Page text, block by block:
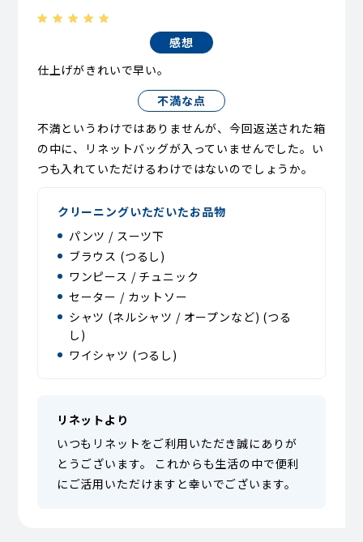
感想
仕上げがきれいで早い。
不満な点
不満というわけではありませんが、今回返送された箱
の中に、リネットバッグが入っていませんでした。い
つも入れていただけるわけではないのでしょうか。
クリーニングいただいたお品物
パンツ / スーツ下
ブラウス (つるし)
ワンピース / チュニック
セーター / カットソー
シャツ (ネルシャツ / オープンなど) (つる
し)
ワイシャツ (つるし)
リネットより
いつもリネットをご利用いただき誠にありが
とうございます。 これからも生活の中で便利
にご活用いただけますと幸いでございます。